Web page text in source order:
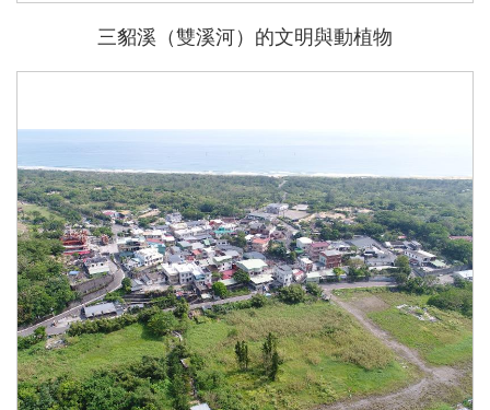
三貂溪（雙溪河）的文明與動植物